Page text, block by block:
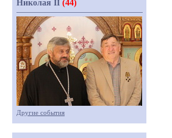
Николая II (44)
Другие события